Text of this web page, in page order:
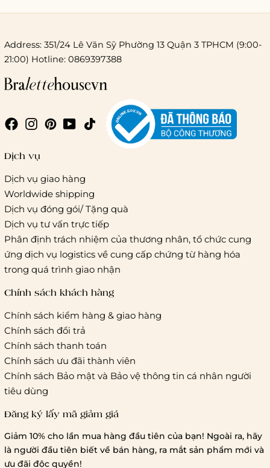
Chi phí giao hàng
Giao hàng trong ngày (hoả tốc)
Giao hàng tiêu chuẩn:
Hồ Chí Minh:
Áp dụng theo bảng giá cước của ĐVVC
Vietelpost/ Giaohangtietkiem và 1 số đối tác vận chuyển
Hà Nội và các tỉnh thành khác:
Áp dụng theo bảng giá
cước của ĐVVC Vietelpost/ Giaohangtietkiem... và 1 số đối
tác vận chuyển khác
Thời gian giao hàng
Hồ Chí Minh:
Hà Nội và các tỉnh thành khá
Lưu ý chung về chính sách vận chuyển
1 triệu đồng
giao hàng trong ngày
Address: 351/24 Lê Văn Sỹ Phường 13 Quận 3 TPHCM (9:00-
21:00) Hotline: 0869397388
Dịch vụ
Dịch vụ giao hàng
Worldwide shipping
Dịch vụ đóng gói/ Tặng quà
Dịch vụ tư vấn trực tiếp
Phân định trách nhiệm của thương nhân, tổ chức cung
ứng dịch vụ logistics về cung cấp chứng từ hàng hóa
trong quá trình giao nhận
Chính sách khách hàng
Chính sách kiểm hàng & giao hàng
Chính sách đổi trả
Chính sách thanh toán
Chính sách ưu đãi thành viên
Chính sách Bảo mật và Bảo vệ thông tin cá nhân người
tiêu dùng
Đăng ký lấy mã giảm giá
Giảm 10% cho lần mua hàng đầu tiên của bạn! Ngoài ra, hãy
là người đầu tiên biết về bán hàng, ra mắt sản phẩm mới và
ưu đãi độc quyền!